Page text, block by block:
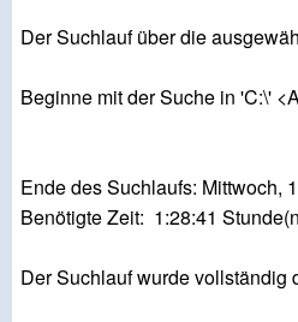
Der Suchlauf über die
Beginne mit der Suche in 'C:\'
Ende des Suchlaufs: Mittwoch,
Benötigte Zeit: 1:28:41
Der Suchlauf wurde vollständig